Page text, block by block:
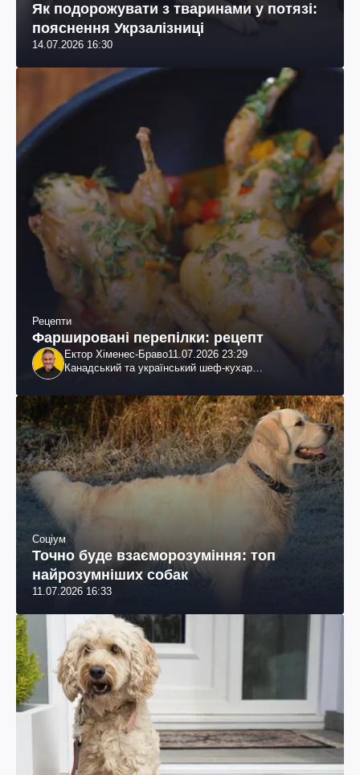
Як подорожувати з тваринами у потязі:
пояснення Укрзалізниці
14.07.2026 16:30
Рецепти
Фаршировані перепілки: рецепт
Ектор Хіменес-Браво11.07.2026 23:29
Канадський та український шеф-кухар
Соціум
Точно буде взаєморозуміння: топ
найрозумніших собак
11.07.2026 16:33